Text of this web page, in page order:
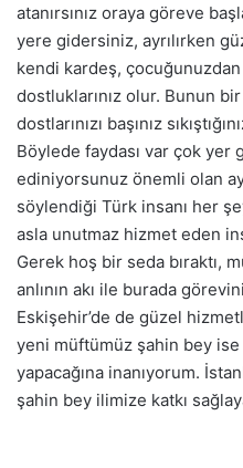
atanırsınız oraya göreve
yere gidersiniz, ayrılırken
kendi kardeş, çocuğunuzdan
dostluklarınız olur. Bunun bir
dostlarınızı başınız
Böylede faydası var çok yer
ediniyorsunuz önemli olan
söylendiği Türk insanı her
asla unutmaz hizmet eden
Gerek hoş bir seda bıraktı,
anlının akı ile burada
Eskişehir’de de güzel
yeni müftümüz şahin bey
yapacağına inanıyorum.
şahin bey ilimize katkı